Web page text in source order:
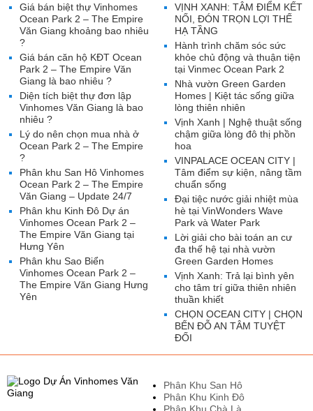
VỊNH XANH: TÂM ĐIỂM KẾT
NỐI, ĐÓN TRỌN LỢI THẾ
HẠ TẦNG
Hành trình chăm sóc sức
khỏe chủ động và thuận tiện
tại Vinmec Ocean Park 2
Nhà vườn Green Garden
Homes | Kiệt tác sống giữa
lòng thiên nhiên
Vịnh Xanh | Nghệ thuật sống
chậm giữa lòng đô thị phồn
hoa
VINPALACE OCEAN CITY |
Tâm điểm sự kiện, nâng tầm
chuẩn sống
Đại tiệc nước giải nhiệt mùa
hè tại VinWonders Wave
Park và Water Park
Lời giải cho bài toán an cư
đa thế hệ tại nhà vườn
Green Garden Homes
Vịnh Xanh: Trả lại bình yên
cho tâm trí giữa thiên nhiên
thuần khiết
CHỌN OCEAN CITY | CHỌN
BẾN ĐỖ AN TÂM TUYỆT
ĐỐI
Giá bán biệt thự Vinhomes
Ocean Park 2 – The Empire
Văn Giang khoảng bao nhiêu
?
Giá bán căn hộ KĐT Ocean
Park 2 – The Empire Văn
Giang là bao nhiêu ?
Diện tích biệt thự đơn lập
Vinhomes Văn Giang là bao
nhiêu ?
Lý do nên chọn mua nhà ở
Ocean Park 2 – The Empire
?
Phân khu San Hô Vinhomes
Ocean Park 2 – The Empire
Văn Giang – Update 24/7
Phân khu Kinh Đô Dự án
Vinhomes Ocean Park 2 –
The Empire Văn Giang tại
Hưng Yên
Phân khu Sao Biển
Vinhomes Ocean Park 2 –
The Empire Văn Giang Hưng
Yên
Phân Khu San Hô
Phân Khu Kinh Đô
Phân Khu Chà Là